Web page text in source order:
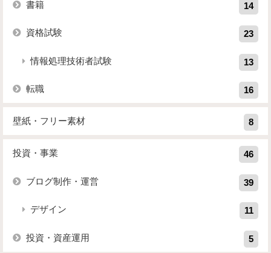
書籍 14
資格試験 23
情報処理技術者試験 13
転職 16
壁紙・フリー素材 8
投資・事業 46
ブログ制作・運営 39
デザイン 11
投資・資産運用 5